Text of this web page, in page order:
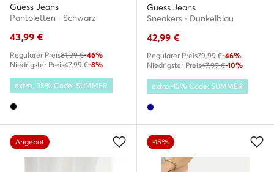
Guess Jeans
Pantoletten · Schwarz
43,99 €
Regulärer Preis81,99 €-46%
Niedrigster Preis47,99 €-8%
extra -35% Code: SUMMER
Guess Jeans
Sneakers · Dunkelblau
42,99 €
Regulärer Preis79,99 €-46%
Niedrigster Preis47,99 €-10%
extra -15% Code: SUMMER
Angebot -15%